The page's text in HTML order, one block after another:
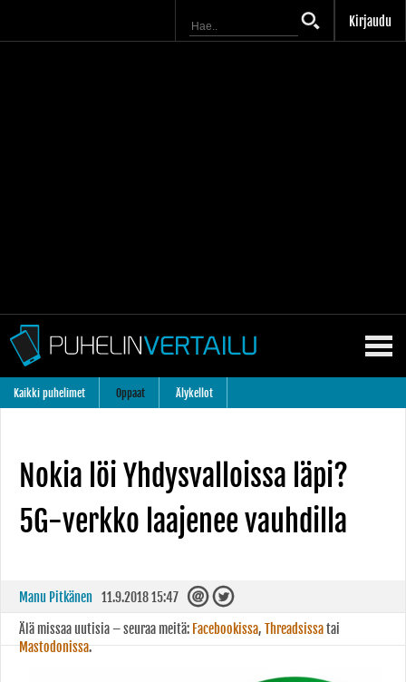
Kirjaudu
Kaikki puhelimet Oppaat Älykellot
Nokia löi Yhdysvalloissa läpi?
5G-verkko laajenee vauhdilla
Manu Pitkänen 11.9.2018 15:47
Älä missaa uutisia – seuraa meitä: Facebookissa, Threadsissatai
Mastodonissa.